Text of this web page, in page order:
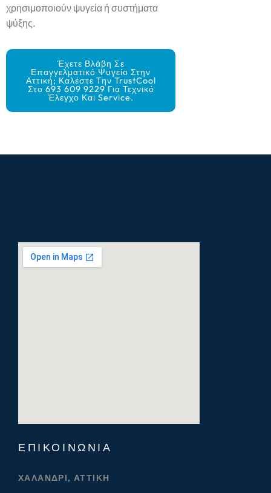
χρησιμοποιούν ψυγεία ή συστήματα
ψύξης.
Έχετε Βλάβη Σε
Επαγγελματικό Ψυγείο Στην
Αττική; Καλέστε Την TrustCool
Στο 693 609 9229 Για Τεχνικό
Έλεγχο Και Service.
ΕΠΙΚΟΙΝΩΝΊΑ
ΧΑΛΆΝΔΡΙ, ΑΤΤΙΚΉ